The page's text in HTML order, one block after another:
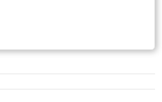
zolder in de koeienstal
parachutes, waar de
werden daarna in